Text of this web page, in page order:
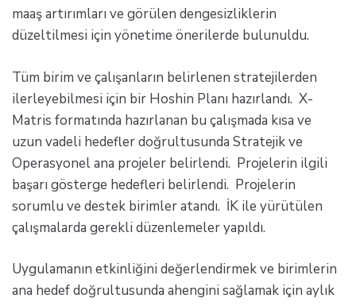
maaş artırımları ve görülen dengesizliklerin
düzeltilmesi için yönetime önerilerde bulunuldu.
Tüm birim ve çalışanların belirlenen stratejilerden
ilerleyebilmesi için bir Hoshin Planı hazırlandı. X-
Matris formatında hazırlanan bu çalışmada kısa ve
uzun vadeli hedefler doğrultusunda Stratejik ve
Operasyonel ana projeler belirlendi. Projelerin ilgili
başarı gösterge hedefleri belirlendi. Projelerin
sorumlu ve destek birimler atandı. İK ile yürütülen
çalışmalarda gerekli düzenlemeler yapıldı.
Uygulamanın etkinliğini değerlendirmek ve birimlerin
ana hedef doğrultusunda ahengini sağlamak için aylık